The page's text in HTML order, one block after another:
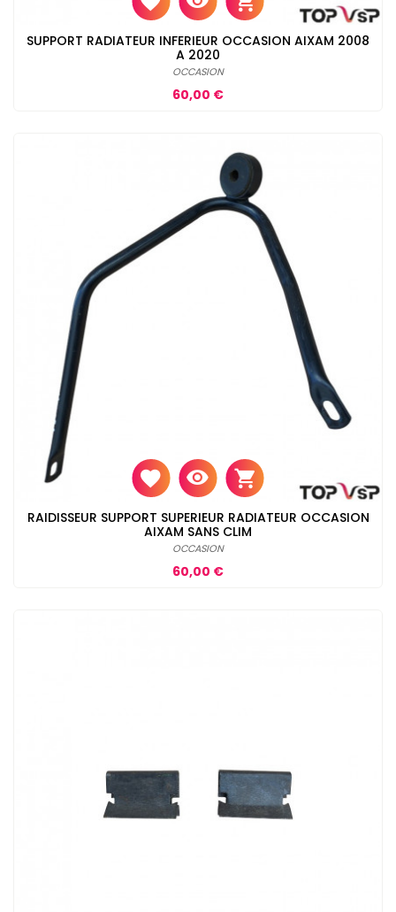
SUPPORT RADIATEUR INFERIEUR OCCASION AIXAM 2008
A 2020
OCCASION
Prix
60,00 €
RAIDISSEUR SUPPORT SUPERIEUR RADIATEUR OCCASION
AIXAM SANS CLIM
OCCASION
Prix
60,00 €